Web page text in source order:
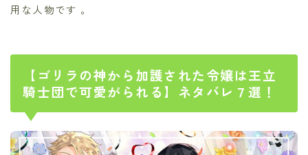
用な人物です 。
【ゴリラの神から加護された令嬢は王立
騎士団で可愛がられる】ネタバレ７選！